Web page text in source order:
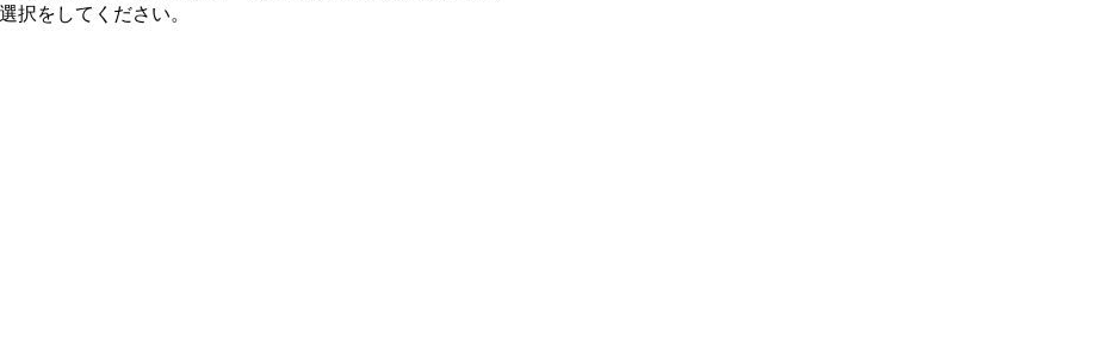
択をしてください。